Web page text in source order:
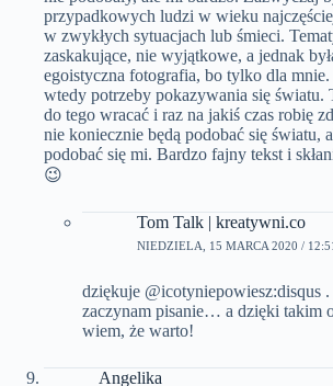
przypadkowych ludzi w wieku
w zwykłych sytuacjach lub śmieci.
zaskakujące, nie wyjątkowe, a jednak
egoistyczna fotografia, bo tylko dla mnie.
wtedy potrzeby pokazywania się światu.
do tego wracać i raz na jakiś czas robię
nie koniecznie będą podobać się światu,
podobać się mi. Bardzo fajny tekst i
😉
Tom Talk | kreatywni.co
NIEDZIELA, 15 MARCA 2020 / 12:51
dziękuje @icotyniepowiesz:disqus
zaczynam pisanie… a dzięki takim
wiem, że warto!
Angelika